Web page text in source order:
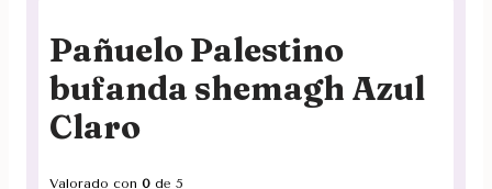
Pañuelo Palestino
bufanda shemagh Azul
Claro
Valorado con0 de 5